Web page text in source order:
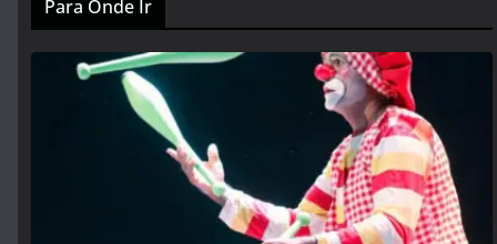
Para Onde Ir